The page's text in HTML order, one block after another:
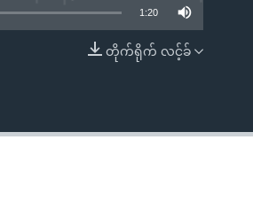
EMBED
1:20
တိုက်ရိုက် လင့်ခ်